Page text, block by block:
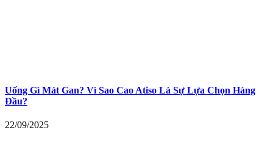
Uống Gì Mát Gan? Vì Sao Cao Atiso Là Sự Lựa Chọn Hàng
Đầu?
22/09/2025